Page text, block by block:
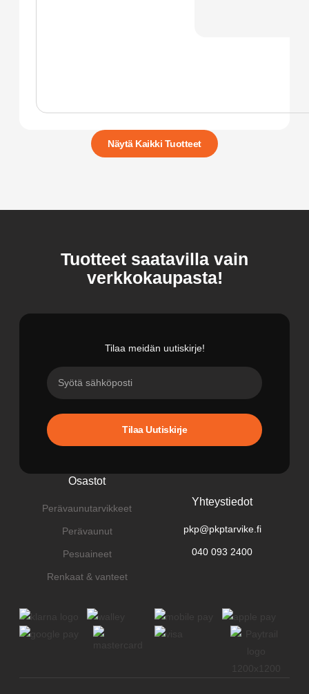
Näytä Kaikki Tuotteet
Tuotteet saatavilla vain
verkkokaupasta!
Tilaa meidän uutiskirje!
Tilaa Uutiskirje
Osastot
Perävaunutarvikkeet
Perävaunut
Pesuaineet
Renkaat & vanteet
Yhteystiedot
pkp@pkptarvike.fi
040 093 2400